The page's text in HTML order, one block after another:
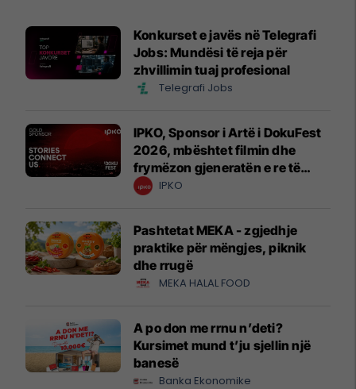
Konkurset e javës në Telegrafi
Jobs: Mundësi të reja për
zhvillimin tuaj profesional
Telegrafi Jobs
IPKO, Sponsor i Artë i DokuFest
2026, mbështet filmin dhe
frymëzon gjeneratën e re të
krijuesve
IPKO
Pashtetat MEKA - zgjedhje
praktike për mëngjes, piknik
dhe rrugë
MEKA HALAL FOOD
A po don me rrnu n’deti?
Kursimet mund t’ju sjellin një
banesë
Banka Ekonomike